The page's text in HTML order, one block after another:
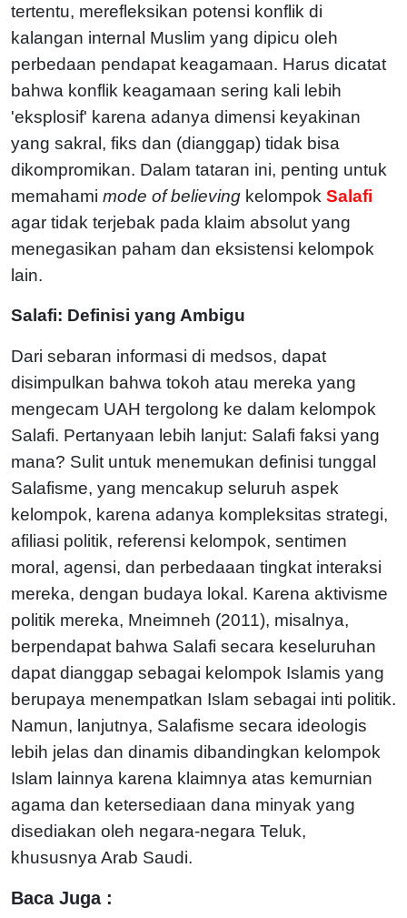
tertentu, merefleksikan potensi konflik di
kalangan internal Muslim yang dipicu oleh
perbedaan pendapat keagamaan. Harus dicatat
bahwa konflik keagamaan sering kali lebih
'eksplosif' karena adanya dimensi keyakinan
yang sakral, fiks dan (dianggap) tidak bisa
dikompromikan. Dalam tataran ini, penting untuk
memahami mode of believing kelompok Salafi
agar tidak terjebak pada klaim absolut yang
menegasikan paham dan eksistensi kelompok
lain.
Salafi: Definisi yang Ambigu
Dari sebaran informasi di medsos, dapat
disimpulkan bahwa tokoh atau mereka yang
mengecam UAH tergolong ke dalam kelompok
Salafi. Pertanyaan lebih lanjut: Salafi faksi yang
mana? Sulit untuk menemukan definisi tunggal
Salafisme, yang mencakup seluruh aspek
kelompok, karena adanya kompleksitas strategi,
afiliasi politik, referensi kelompok, sentimen
moral, agensi, dan perbedaaan tingkat interaksi
mereka, dengan budaya lokal. Karena aktivisme
politik mereka, Mneimneh (2011), misalnya,
berpendapat bahwa Salafi secara keseluruhan
dapat dianggap sebagai kelompok Islamis yang
berupaya menempatkan Islam sebagai inti politik.
Namun, lanjutnya, Salafisme secara ideologis
lebih jelas dan dinamis dibandingkan kelompok
Islam lainnya karena klaimnya atas kemurnian
agama dan ketersediaan dana minyak yang
disediakan oleh negara-negara Teluk,
khususnya Arab Saudi.
Baca Juga :